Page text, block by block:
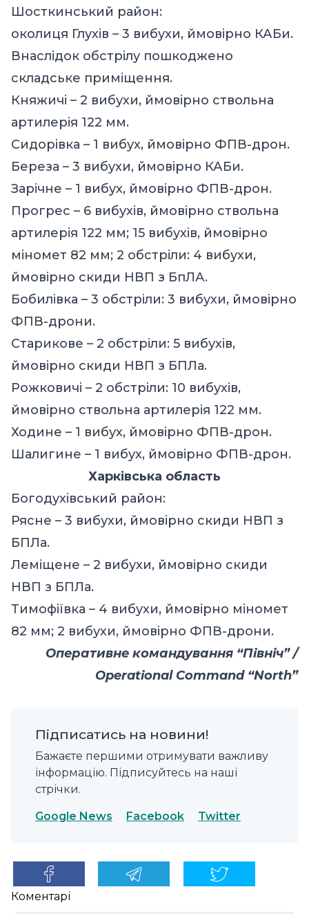
Шосткинський район:
околиця Глухів – 3 вибухи, ймовірно КАБи.
Внаслідок обстрілу пошкоджено
складське приміщення.
Княжичі – 2 вибухи, ймовірно ствольна
артилерія 122 мм.
Сидорівка – 1 вибух, ймовірно ФПВ-дрон.
Береза – 3 вибухи, ймовірно КАБи.
Зарічне – 1 вибух, ймовірно ФПВ-дрон.
Прогрес – 6 вибухів, ймовірно ствольна
артилерія 122 мм; 15 вибухів, ймовірно
міномет 82 мм; 2 обстріли: 4 вибухи,
ймовірно скиди НВП з БпЛА.
Бобилівка – 3 обстріли: 3 вибухи, ймовірно
ФПВ-дрони.
Старикове – 2 обстріли: 5 вибухів,
ймовірно скиди НВП з БПЛа.
Рожковичі – 2 обстріли: 10 вибухів,
ймовірно ствольна артилерія 122 мм.
Ходине – 1 вибух, ймовірно ФПВ-дрон.
Шалигине – 1 вибух, ймовірно ФПВ-дрон.
Харківська область
Богодухівський район:
Рясне – 3 вибухи, ймовірно скиди НВП з
БПЛа.
Леміщене – 2 вибухи, ймовірно скиди
НВП з БПЛа.
Тимофіївка – 4 вибухи, ймовірно міномет
82 мм; 2 вибухи, ймовірно ФПВ-дрони.
Оперативне командування “Північ” /
Operational Command “North”
Підписатись на новини!
Бажаєте першими отримувати важливу
інформацію. Підписуйтесь на наші
стрічки.
Google News Facebook Twitter
Коментарі